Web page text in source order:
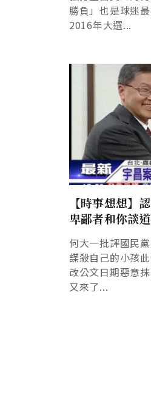
勝負」也是球迷
2016年大選...
【時事想想】
卑鄙者和你談
何大一批評國民
謀殺自己的小孩
改公文日期惡意
又來了...